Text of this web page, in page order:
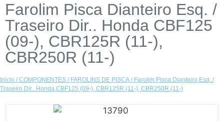
Farolim Pisca Dianteiro Esq. /
Traseiro Dir.. Honda CBF125
(09-), CBR125R (11-),
CBR250R (11-)
Início /COMPONENTES / FAROLINS DE PISCA / Farolim Pisca Dianteiro Esq. /
Traseiro Dir.. Honda CBF125 (09-), CBR125R (11-), CBR250R (11-)